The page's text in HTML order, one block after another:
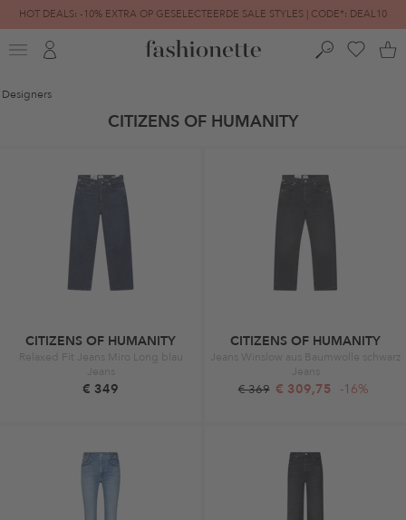
HOT DEALS: -10% EXTRA OP GESELECTEERDE SALE STYLES | CODE*: DEAL10
FINAL SALE | TOT -80% GEREDUCEERD
Designers
CITIZENS OF HUMANITY
CITIZENS OF HUMANITY
Relaxed Fit Jeans Miro Long blau
Jeans
€ 349
CITIZENS OF HUMANITY
Jeans Winslow aus Baumwolle schwarz
Jeans
€ 369 € 309,75 -16%